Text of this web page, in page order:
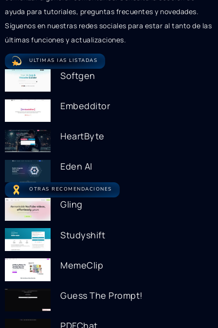
ayuda para tutoriales, preguntas frecuentes y novedades.
Síguenos en nuestras redes sociales para estar al tanto de las
últimas funciones y actualizaciones.
ULTIMAS IAS LISTADAS
Softgen
Embedditor
HeartByte
Eden AI
OTRAS RECOMENDACIONES
Gling
Studyshift
MemeClip
Guess The Prompt!
PDFChat